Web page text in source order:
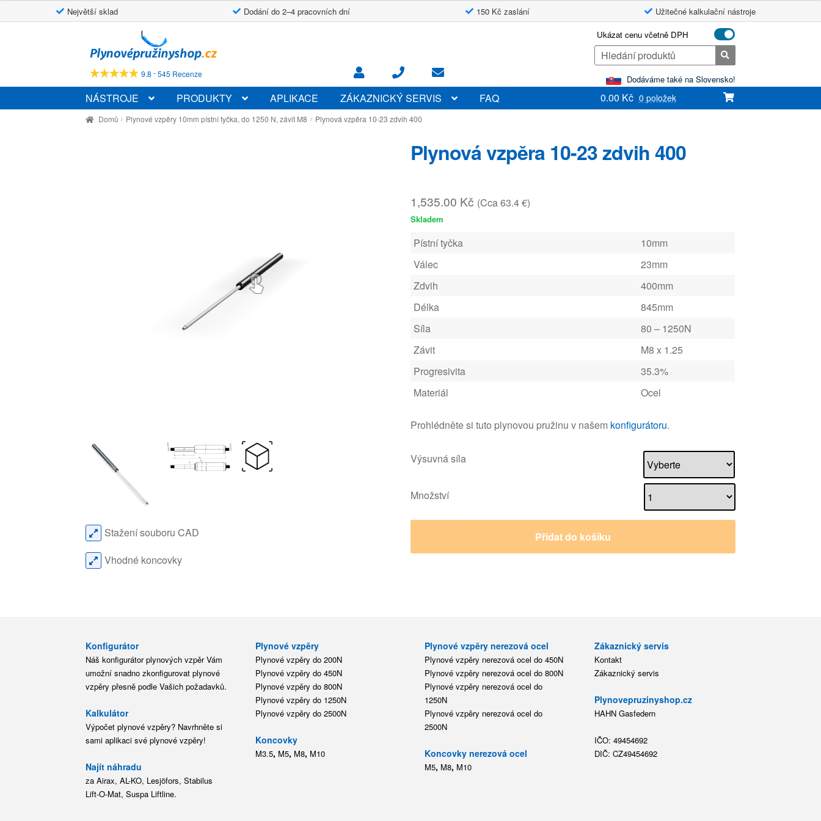
Největší sklad Dodání do 2–4 pracovních dní 150 Kč zaslání Užitečné kalkulační nástroje
na
navigaci
k
obsahu
webu
9.8 -545 Recenze
Ukázat cenu včetně DPH
Search
for:
Dodáváme také na Slovensko!
NÁSTROJE PRODUKTY APLIKACE ZÁKAZNICKÝ SERVIS FAQ 0.00 Kč 0 položek
Domů Plynové vzpěry 10mm pístní tyčka, do 1250 N, závit M8 Plynová vzpěra 10-23 zdvih 400
Plynová vzpěra 10-23 zdvih 400
1,535.00 Kč (Cca 63.4 €)
Skladem
Pístní tyčka
10mm
Válec
23mm
Zdvih
400mm
Délka
845mm
Síla
80 – 1250N
Závit
M8 x 1.25
Progresivita
35.3%
Materiál
Ocel
Prohlédněte si tuto plynovou pružinu v našem konfigurátoru.
Výsuvná síla
Množství
Přidat do košíku
Stažení souboru CAD
Vhodné koncovky
Konfigurátor
Náš konfigurátor plynových vzpěr Vám
umožní snadno zkonfigurovat plynové
vzpěry přesně podle Vašich požadavků.
Kalkulátor
Výpočet plynové vzpěry? Navrhněte si
sami aplikaci své plynové vzpěry!
Najít náhradu
za Airax, AL-KO, Lesjöfors, Stabilus
Lift-O-Mat, Suspa Liftline.
Plynové vzpěry
Plynové vzpěry do 200N
Plynové vzpěry do 450N
Plynové vzpěry do 800N
Plynové vzpěry do 1250N
Plynové vzpěry do 2500N
Koncovky
M3.5, M5, M8, M10
Plynové vzpěry nerezová ocel
Plynové vzpěry nerezová ocel do 450N
Plynové vzpěry nerezová ocel do 800N
Plynové vzpěry nerezová ocel do
1250N
Plynové vzpěry nerezová ocel do
2500N
Koncovky nerezová ocel
M5, M8, M10
Zákaznický servis
Kontakt
Zákaznický servis
Plynovepruzinyshop.cz
HAHN Gasfedern
IČO: 49454692
DIČ: CZ49454692